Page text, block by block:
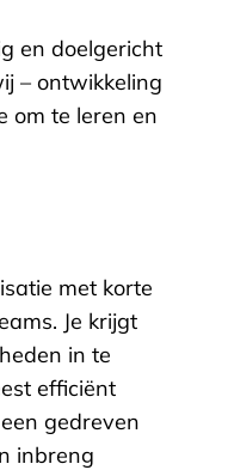
en doelgericht
– ontwikkeling
om te leren en
met korte
Je krijgt
in te
efficiënt
gedreven
inbreng